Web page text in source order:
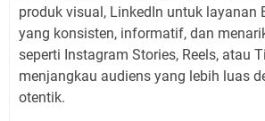
produk visual, LinkedIn untuk layanan
yang konsisten, informatif, dan
seperti Instagram Stories, Reels, atau
menjangkau audiens yang lebih luas
otentik.